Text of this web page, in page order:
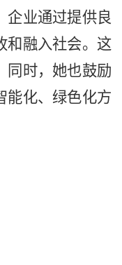
企业通过提供良
和融入社会。这
同时，她也鼓励
能化、绿色化方